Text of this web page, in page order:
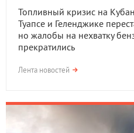
Топливный кризис на
Туапсе и Геленджике
но жалобы на нехватку
прекратились
Лента новостей